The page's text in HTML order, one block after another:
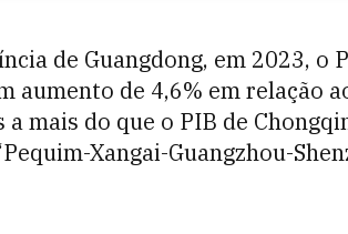
de Guangdong, em 2023, o
aumento de 4,6% em relação
mais do que o PIB de
Xangai-Guangzhou-